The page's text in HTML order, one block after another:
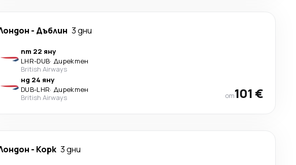
- Дъблин 3 дни
пт 22 яну
LHR-DUB· Директен
British Airways
нд 24 яну
DUB-LHR· Директен
British Airways
от101 €
- Корк 3 дни